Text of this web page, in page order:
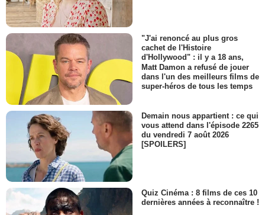
"J'ai renoncé au plus gros
cachet de l'Histoire
d'Hollywood" : il y a 18 ans,
Matt Damon a refusé de jouer
dans l'un des meilleurs films de
super-héros de tous les temps
Demain nous appartient : ce qui
vous attend dans l'épisode 2265
du vendredi 7 août 2026
[SPOILERS]
Quiz Cinéma : 8 films de ces 10
dernières années à reconnaître !